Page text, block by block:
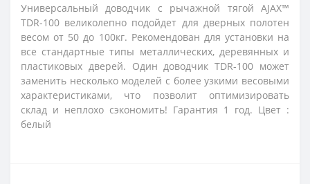
Универсальный доводчик с рычажной тягой AJAX™
TDR-100 великолепно подойдет для дверных полотен
весом от 50 до 100кг. Рекомендован для установки на
все стандартные типы металлических, деревянных и
пластиковых дверей. Один доводчик TDR-100 может
заменить несколько моделей с более узкими весовыми
характеристиками, что позволит оптимизировать
склад и неплохо сэкономить! Гарантия 1 год. Цвет :
белый